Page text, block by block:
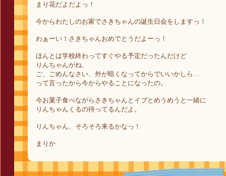
まり花だよだよっ！
今からわたしのお家でさきちゃんの誕生日会をしますっ！
わぁーい！さきちゃんおめでとうだよーっ！
ほんとは学校終わってすぐやる予定だったんだけど
りんちゃんがね、
ご、ごめんなさい、外が暗くなってからでいいかしら…
って言ったから今からやることになったの。
今お菓子食べながらさきちゃんとイブとめうめうと一緒に
りんちゃんくるの待ってるんだよ。
りんちゃん、そろそろ来るかなっ！
まりか